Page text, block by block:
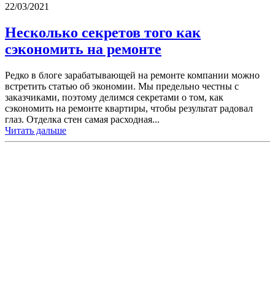
22/03/2021
Несколько секретов того как
сэкономить на ремонте
Редко в блоге зарабатывающей на ремонте компании можно
встретить статью об экономии. Мы предельно честны с
заказчиками, поэтому делимся секретами о том, как
сэкономить на ремонте квартиры, чтобы результат радовал
глаз. Отделка стен самая расходная...
Читать дальше